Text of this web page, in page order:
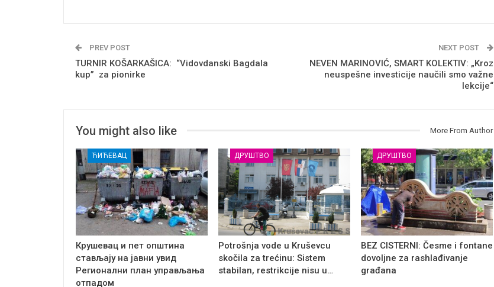
PREV POST
TURNIR KOŠARKAŠICA: “Vidovdanski Bagdala
kup” za pionirke
NEXT POST
NEVEN MARINOVIĆ, SMART KOLEKTIV: „Kroz
neuspešne investicije naučili smo važne
lekcije“
You might also like More From Author
ЋИЋЕВАЦ
Крушевац и пет општина
стављају на јавни увид
Регионални план управљања
отпадом
ДРУШТВО
Potrošnja vode u Kruševcu
skočila za trećinu: Sistem
stabilan, restrikcije nisu u…
ДРУШТВО
BEZ CISTERNI: Česme i fontane
dovoljne za rashlađivanje
građana